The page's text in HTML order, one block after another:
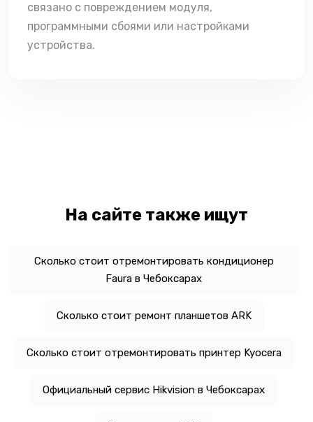
связано с повреждением модуля,
программными сбоями или настройками
устройства.
На сайте также ищут
Сколько стоит отремонтировать кондиционер
Faura в Чебоксарах
Сколько стоит ремонт планшетов ARK
Сколько стоит отремонтировать принтер Kyocera
Официальный сервис Hikvision в Чебоксарах